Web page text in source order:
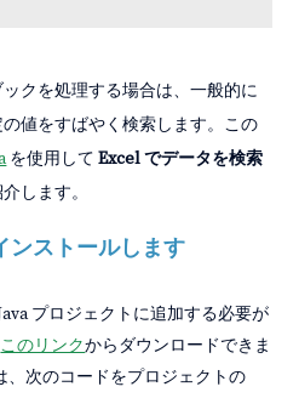
クを処理する場合は、一般的に
の値をすばやく検索します。この
を使用してExcel でデータを検索
します。
ンストールします
プロジェクトに追加する必要が
このリンクからダウンロードできま
次のコードをプロジェクトの